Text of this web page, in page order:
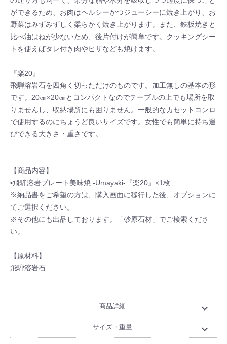
ができるため、お肉はヘルシーかつジューシーに焼き上がり、お
野菜はみずみずしく柔らかく焼き上がります。また、鉄板焼きと
比べ油はねが少ないため、後片付けが簡単です。クッキングシー
トを使えばタレ付き肉やピザなども焼けます。
『楽20』
飛騨溶岩石を四角く切っただけのものです。加工無しの基本の形
です。20㎝×20㎝とコンパクトなのでテーブルの上でも場所を取
りませんし、収納場所にも困りません。一般的なカセットコンロ
で使用するのにちょうど良いサイズです。女性でも簡単に持ち運
びできる大きさ・重さです。
【商品内容】
▪飛騨溶岩プレート美味焼 -Umayaki-『楽20』×1枚
※納品書をご希望の方は、購入画面に移行した後、オプションに
てご選択ください。
※その他にも出品しております。「砂原石材」でご検索くださ
い。
【原材料】
飛騨溶岩石
商品詳細 expand_more
サイズ・重量 expand_more